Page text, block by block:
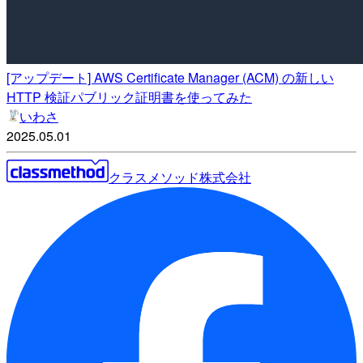
[アップデート] AWS Certificate Manager (ACM) の新しい
HTTP 検証パブリック証明書を使ってみた
いわさ
2025.05.01
クラスメソッド株式会社